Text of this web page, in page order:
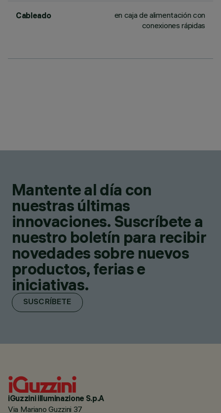
Cableado
en caja de alimentación con
conexiones rápidas
Mantente al día con
nuestras últimas
innovaciones. Suscríbete a
nuestro boletín para recibir
novedades sobre nuevos
productos, ferias e
iniciativas.
SUSCRÍBETE
iGuzzini illuminazione S.p.A
Via Mariano Guzzini 37